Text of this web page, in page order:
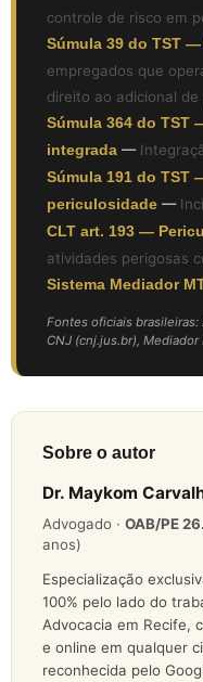
controle de risco em
Súmula 39 do TST
empregados que
direito ao adicional de
Súmula 364 do TST
integrada —
Súmula 191 do TST
periculosidade —
CLT art. 193 —
atividades perigosas
Sistema Mediador
Fontes oficiais brasileiras:
CNJ (cnj.jus.br), Mediador
Sobre o autor
Dr. Maykom
Advogado · OAB/PE
anos)
Especialização
100% pelo lado do
Advocacia em Recife,
e online em qualquer
reconhecida pelo